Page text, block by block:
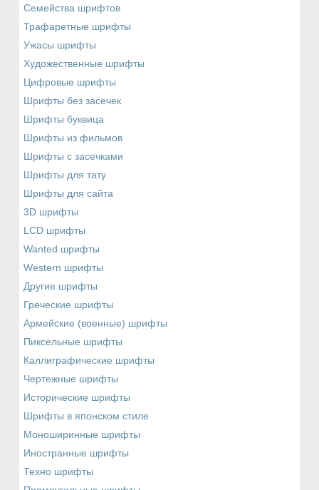
Семейства шрифтов
Трафаретные шрифты
Ужасы шрифты
Художественные шрифты
Цифровые шрифты
Шрифты без засечек
Шрифты буквица
Шрифты из фильмов
Шрифты с засечками
Шрифты для тату
Шрифты для сайта
3D шрифты
LCD шрифты
Wanted шрифты
Western шрифты
Другие шрифты
Греческие шрифты
Армейские (военные) шрифты
Пиксельные шрифты
Каллиграфические шрифты
Чертежные шрифты
Исторические шрифты
Шрифты в японском стиле
Моноширинные шрифты
Иностранные шрифты
Техно шрифты